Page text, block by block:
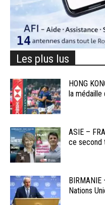
Les plus lus
HONG
la médaille
ASIE –
ce second
Nations